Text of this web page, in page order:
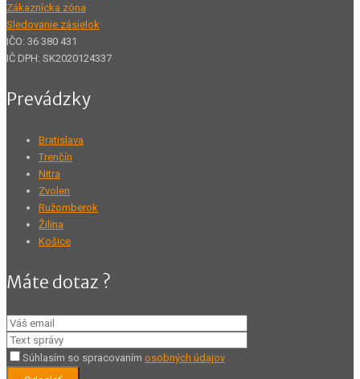
Zákaznícka zóna
Sledovanie zásielok
IČO: 36 380 431
IČ DPH: SK2020124337
Prevádzky
Bratislava
Trenčín
Nitra
Zvolen
Ružomberok
Žilina
Košice
Máte dotaz ?
Súhlasím so spracovaním osobných údajov